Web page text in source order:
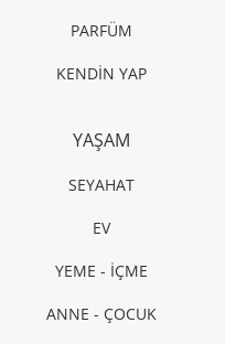
PARFÜM
KENDİN YAP
YAŞAM
SEYAHAT
EV
YEME - İÇME
ANNE - ÇOCUK